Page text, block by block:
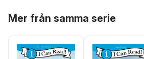
Mer från samma serie